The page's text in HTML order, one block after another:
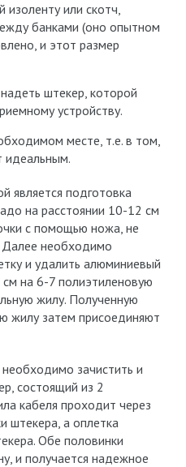
изоленту или скотч,
банками (оно опытном
и этот размер
штекер, которой
устройству.
месте, т.е. в том,
идеальным.
является подготовка
на расстоянии 10-12 см
с помощью ножа, не
необходимо
и удалить алюминиевый
см на 6-7 полиэтиленовую
жилу. Полученную
жилу затем присоединяют
зачистить и
состоящий из 2
кабеля проходит через
штекера, а оплетка
Обе половинки
и получается надежное